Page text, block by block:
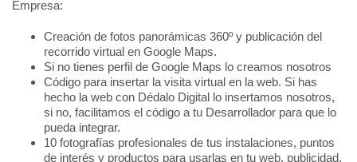
Empresa:
Creación de fotos panorámicas 360º y publicación del
recorrido virtual en Google Maps.
Si no tienes perfil de Google Maps lo creamos nosotros
Código para insertar la visita virtual en la web. Si has
hecho la web con Dédalo Digital lo insertamos nosotros,
si no, facilitamos el código a tu Desarrollador para que lo
pueda integrar.
10 fotografías profesionales de tus instalaciones, puntos
de interés y productos para usarlas en tu web, publicidad,